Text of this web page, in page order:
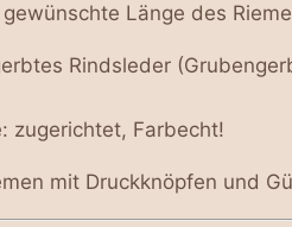
Länge des
Rindsleder
zugerichtet, Farbecht!
mit Druckknöpfen und